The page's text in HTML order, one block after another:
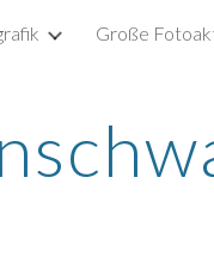
Skip
Große